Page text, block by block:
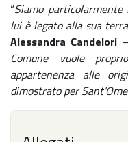
“Siamo
lui è legato alla sua terra
Alessandra Candelori –
Comune vuole
appartenenza alle
dimostrato per